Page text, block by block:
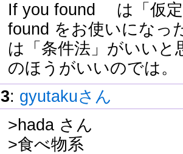
If you found は「仮定
found をお使いになっ
は「条件法」がいい
のほうがいいのでは。
3: gyutakuさん
>hada さん
>食べ物系